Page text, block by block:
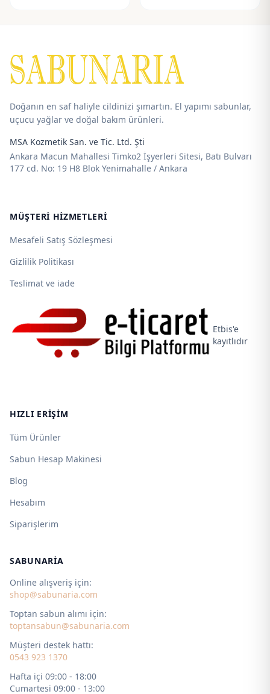
Doğanın en saf haliyle cildinizi şımartın. El yapımı sabunlar,
uçucu yağlar ve doğal bakım ürünleri.
MSA Kozmetik San. ve Tic. Ltd. Şti
Ankara Macun Mahallesi Timko2 İşyerleri Sitesi, Batı Bulvarı
177 cd. No: 19 H8 Blok Yenimahalle / Ankara
MÜŞTERI HIZMETLERI
Mesafeli Satış Sözleşmesi
Gizlilik Politikası
Teslimat ve iade
Etbis'e
kayıtlıdır
HIZLI ERIŞIM
Tüm Ürünler
Sabun Hesap Makinesi
Blog
Hesabım
Siparişlerim
SABUNARIA
Online alışveriş için:
shop@sabunaria.com
Toptan sabun alımı için:
toptansabun@sabunaria.com
Müşteri destek hattı:
0543 923 1370
Hafta içi 09:00 - 18:00
Cumartesi 09:00 - 13:00